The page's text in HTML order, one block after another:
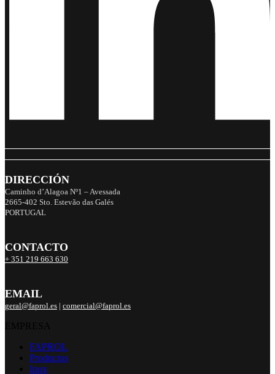
DIRECCIÓN
Caminho d’Alagoa Nº1 – Avessada
2665-402 Sto. Estevão das Galés
PORTUGAL
CONTACTO
+ 351 219 663 630
EMAIL
geral@faprol.es | comercial@faprol.es
FAPROL
Productos
Inox